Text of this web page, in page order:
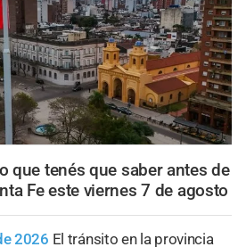
que tenés que saber antes de
Fe este viernes 7 de agosto
2026 El tránsito en la provincia